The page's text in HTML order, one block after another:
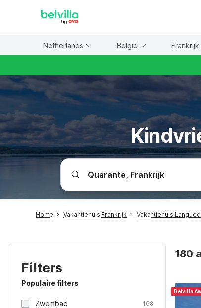
Netherlands België Frankrijk
Home Vakantiehuis Frankrijk Vakantiehuis
Filters
Populaire filters
Zwembad 168
180
Belvilla